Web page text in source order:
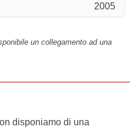
2005
un collegamento ad una
disponiamo di una